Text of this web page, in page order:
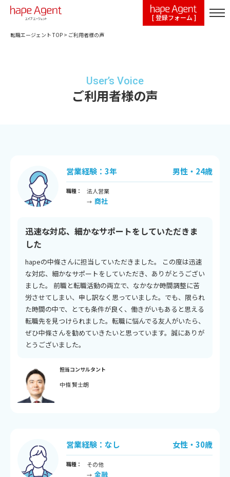
[ 登録フォーム ]
転職エージェント TOP > ご利用者様の声
User’s Voice
ご利用者様の声
営業経験：3年 男性・24歳
職種： 法人営業
→ 商社
迅速な対応、細かなサポートをしていただきま
した
hapeの中條さんに担当していただきました。 この度は迅速
な対応、細かなサポートをしていただき、ありがとうござい
ました。 前職と転職活動の両立で、なかなか時間調整に苦
労させてしまい、申し訳なく思っていました。でも、限られ
た時間の中で、とても条件が良く、働きがいもあると思える
転職先を見つけられました。転職に悩んでる友人がいたら、
ぜひ中條さんを勧めていきたいと思っています。誠にありが
とうございました。
担当コンサルタント
中條 賢士朗
営業経験：なし 女性・30歳
職種： その他
→ 金融